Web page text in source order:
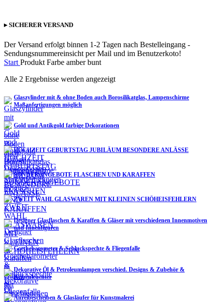
▸ SICHERER VERSAND
Der Versand erfolgt binnen 1-2 Tagen nach Bestelleingang -
Sendungsnummereinsicht per Mail und im Benutzerkoto!
Start Produkt Farbe amber bunt
Alle 2 Ergebnisse werden angezeigt
Glaszylinder mit & ohne Boden auch Borosilikatglas, Lampenschirme
Maßanfertigungen möglich
Gold und Antikgold farbige Dekorationen
HOCHZEIT GEBURTSTAG JUBILÄUM BESONDERE ANLÄSSE
SONDERANGEBOTE FLASCHEN UND KARAFFEN
ZWEIT WAHL GLASWAREN MIT KLEINEN SCHÖHEISFEHLERN
Designer Glasflaschen & Karaffen & Gläser mit verschiedenen Innenmotiven
und Innenfiguren
Goethebarometer & Schluckspechte & Fliegenfalle
Dekorative Öl & Petroleumlampen verschied. Designs & Zubehör &
Kerzenleuchter
Anreibescheiben & Glasläufer für Kunstmalerei